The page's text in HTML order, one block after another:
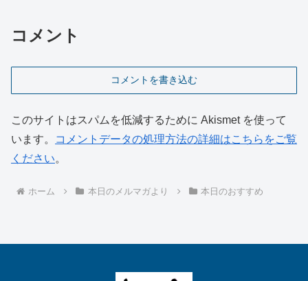
コメント
コメントを書き込む
このサイトはスパムを低減するために Akismet を使って
います。
コメントデータの処理方法の詳細はこちらをご覧
ください。
ホーム 本日のメルマガより 本日のおすすめ